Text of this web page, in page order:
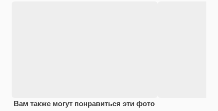
Вам также могут понравиться эти фото